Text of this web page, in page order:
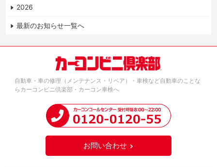
2026
最新のお知らせ一覧へ
自動車・車の修理（メンテナンス・リペア）・車検など自動車のことな
らカーコンビニ倶楽部・カーコン車検へ
お問い合わせ